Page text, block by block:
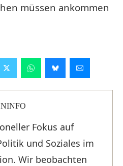
müssen ankommen
Fokus auf
und Soziales im
Wir beobachten